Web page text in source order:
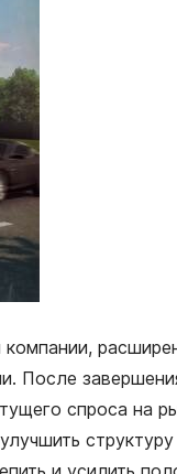
После
спроса на